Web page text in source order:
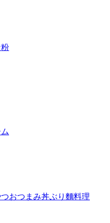
おつまみ丼ぶり 麵料理